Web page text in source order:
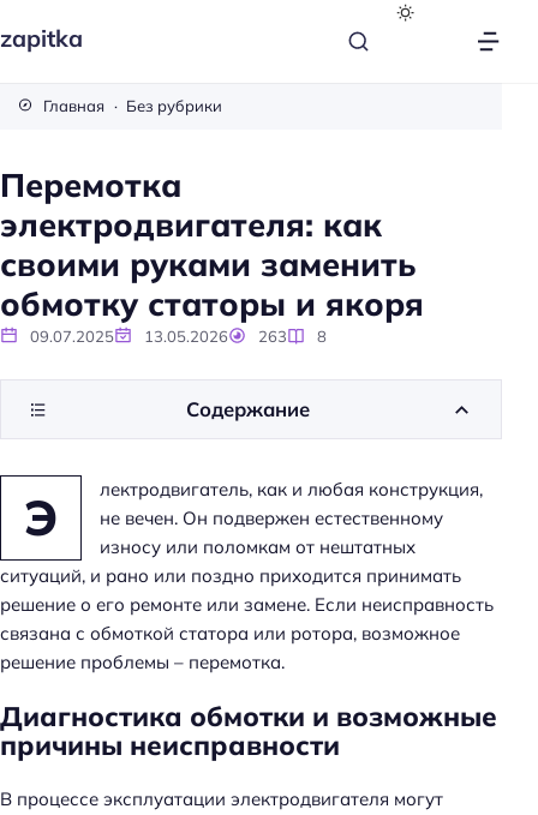
zapitka
Главная Без рубрики
Перемотка
электродвигателя: как
своими руками заменить
обмотку статоры и якоря
09.07.2025 13.05.2026 263 8
Э
лектродвигатель, как и любая конструкция,
не вечен. Он подвержен естественному
износу или поломкам от нештатных
ситуаций, и рано или поздно приходится принимать
решение о его ремонте или замене. Если неисправность
связана с обмоткой статора или ротора, возможное
решение проблемы – перемотка.
Диагностика обмотки и возможные
причины неисправности
В процессе эксплуатации электродвигателя могут
Содержание